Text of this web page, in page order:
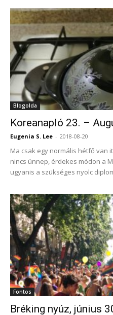
Blogolda
Koreanapló 23. –
Eugenia S. Lee - 2018-08-20
Ma csak egy normális hétfő van
nincs ünnep, érdekes módon a
ugyanis a szükséges nyolc
Fontos
Bréking nyúz, június